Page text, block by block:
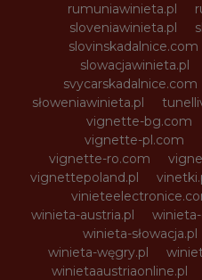
rumuniawinieta.pl
sloveniawinieta.pl
slovinskadalnice.com
slowacjawinieta.pl
svycarskadalnice.com
słoweniawinieta.pl
vignette-bg.com
vignette-pl.com
vignette-ro.com
vignettepoland.pl
winieta-austria.pl
winieta-słowacja.pl
winieta-węgry.pl
winietaaustriaonline.pl